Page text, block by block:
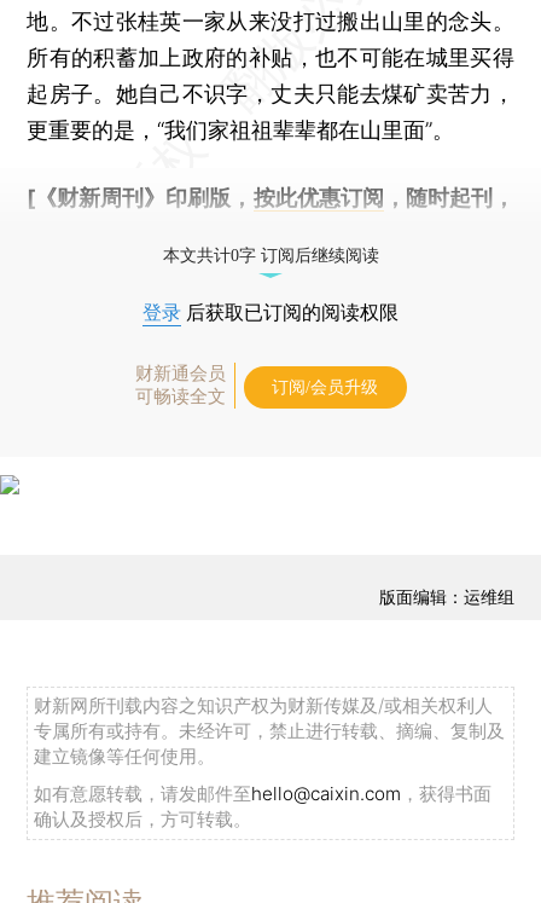
地。不过张桂英一家从来没打过搬出山里的念头。
所有的积蓄加上政府的补贴，也不可能在城里买得
起房子。她自己不识字，丈夫只能去煤矿卖苦力，
更重要的是，“我们家祖祖辈辈都在山里面”。
[《财新周刊》印刷版， 按此优惠订阅 ，随时起刊，
本文共计0字 订阅后继续阅读
登录 后获取已订阅的阅读权限
财新通会员
可畅读全文
订阅/会员升级
版面编辑：运维组
财新网所刊载内容之知识产权为财新传媒及/或相关权利人
专属所有或持有。未经许可，禁止进行转载、摘编、复制及
建立镜像等任何使用。
如有意愿转载，请发邮件至hello@caixin.com ，获得书面
确认及授权后，方可转载。